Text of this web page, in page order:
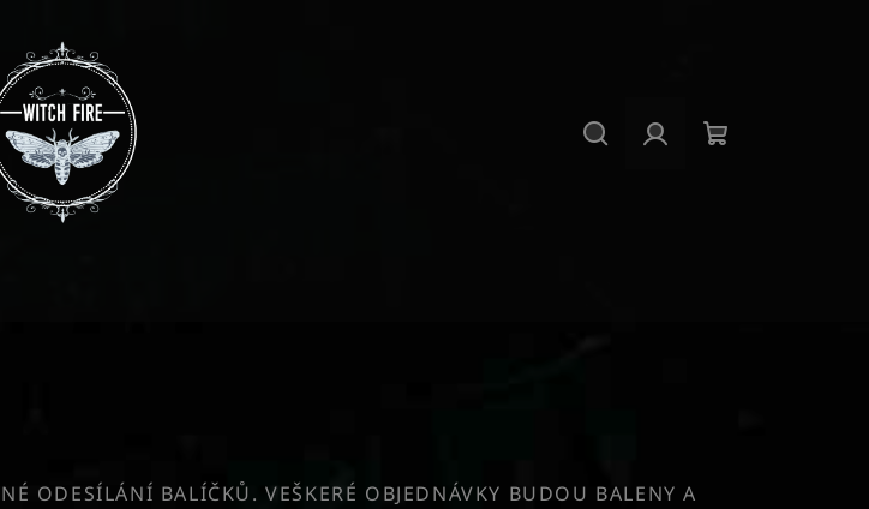
ODESÍLÁNÍ BALÍČKŮ. VEŠKERÉ OBJEDNÁVKY BUDOU BALENY A